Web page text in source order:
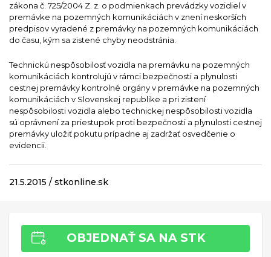
zákona č. 725/2004 Z. z. o podmienkach prevádzky vozidiel v
premávke na pozemných komunikáciách v znení neskorších
predpisov vyradené z premávky na pozemných komunikáciách
do času, kým sa zistené chyby neodstránia.
Technickú nespôsobilosť vozidla na premávku na pozemných
komunikáciách kontrolujú v rámci bezpečnosti a plynulosti
cestnej premávky kontrolné orgány v premávke na pozemných
komunikáciách v Slovenskej republike a pri zistení
nespôsobilosti vozidla alebo technickej nespôsobilosti vozidla
sú oprávnení za priestupok proti bezpečnosti a plynulosti cestnej
premávky uložiť pokutu prípadne aj zadržať osvedčenie o
evidencii.
21.5.2015 / stkonline.sk
OBJEDNAŤ SA NA STK